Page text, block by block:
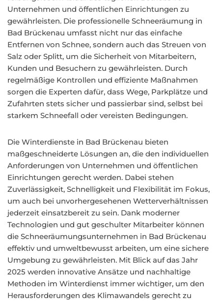
Unternehmen und öffentlichen Einrichtungen zu
gewährleisten. Die professionelle Schneeräumung in
Bad Brückenau umfasst nicht nur das einfache
Entfernen von Schnee, sondern auch das Streuen von
Salz oder Splitt, um die Sicherheit von Mitarbeitern,
Kunden und Besuchern zu gewährleisten. Durch
regelmäßige Kontrollen und effiziente Maßnahmen
sorgen die Experten dafür, dass Wege, Parkplätze und
Zufahrten stets sicher und passierbar sind, selbst bei
starkem Schneefall oder vereisten Bedingungen.
Die Winterdienste in Bad Brückenau bieten
maßgeschneiderte Lösungen an, die den individuellen
Anforderungen von Unternehmen und öffentlichen
Einrichtungen gerecht werden. Dabei stehen
Zuverlässigkeit, Schnelligkeit und Flexibilität im Fokus,
um auch bei unvorhergesehenen Wetterverhältnissen
jederzeit einsatzbereit zu sein. Dank moderner
Technologien und gut geschulter Mitarbeiter können
die Schneeräumungsunternehmen in Bad Brückenau
effektiv und umweltbewusst arbeiten, um eine sichere
Umgebung zu gewährleisten. Mit Blick auf das Jahr
2025 werden innovative Ansätze und nachhaltige
Methoden im Winterdienst immer wichtiger, um den
Herausforderungen des Klimawandels gerecht zu